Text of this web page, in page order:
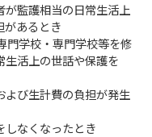
が監護相当の日常生活上
があるとき
門学校・専門学校等を修
生活上の世話や保護を
よび生計費の負担が発生
しなくなったとき